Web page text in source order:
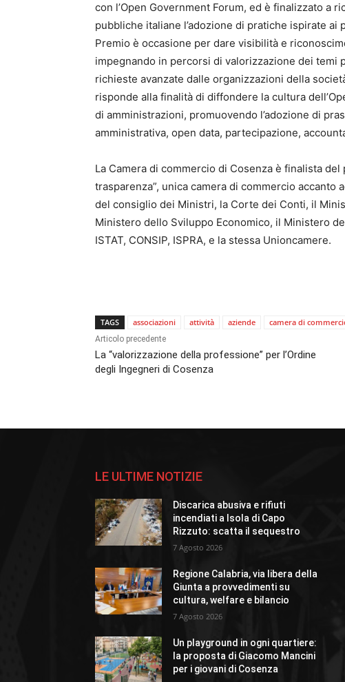
con l’Open Government Forum, ed è finalizzato a
pubbliche italiane l’adozione di pratiche ispirate
Premio è occasione per dare visibilità e
impegnando in percorsi di valorizzazione dei temi
richieste avanzate dalle organizzazioni della
risponde alla finalità di diffondere la cultura
di amministrazioni, promuovendo l’adozione di
amministrativa, open data, partecipazione,
La Camera di commercio di Cosenza è finalista
trasparenza”, unica camera di commercio
del consiglio dei Ministri, la Corte dei Conti, il
Ministero dello Sviluppo Economico, il Ministero
ISTAT, CONSIP, ISPRA, e la stessa Unioncamere.
TAGS associazioni attività aziende camera di
Articolo precedente
La “valorizzazione della professione” per l’Ordine
degli Ingegneri di Cosenza
LE ULTIME NOTIZIE
Discarica abusiva e rifiuti
incendiati a Isola di Capo
Rizzuto: scatta il sequestro
7 Agosto 2026
Regione Calabria, via libera della
Giunta a provvedimenti su
cultura, welfare e bilancio
7 Agosto 2026
Un playground in ogni quartiere:
la proposta di Giacomo Mancini
per i giovani di Cosenza